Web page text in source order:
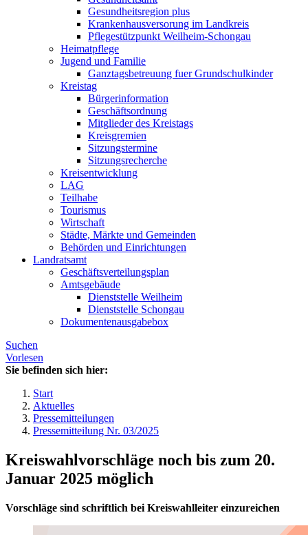
Gesundheitsregion plus
Krankenhausversorung im Landkreis
Pflegestützpunkt Weilheim-Schongau
Heimatpflege
Jugend und Familie
Ganztagsbetreuung fuer Grundschulkinder
Kreistag
Bürgerinformation
Geschäftsordnung
Mitglieder des Kreistags
Kreisgremien
Sitzungstermine
Sitzungsrecherche
Kreisentwicklung
LAG
Teilhabe
Tourismus
Wirtschaft
Städte, Märkte und Gemeinden
Behörden und Einrichtungen
Landratsamt
Geschäftsverteilungsplan
Amtsgebäude
Dienststelle Weilheim
Dienststelle Schongau
Dokumentenausgabebox
Suchen
Vorlesen
Sie befinden sich hier:
Start
Aktuelles
Pressemitteilungen
Pressemitteilung Nr. 03/2025
Kreiswahlvorschläge noch bis zum 20.
Januar 2025 möglich
Vorschläge sind schriftlich bei Kreiswahlleiter einzureichen